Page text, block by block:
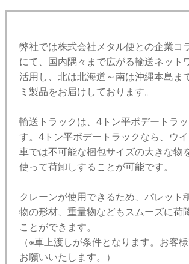
弊社では株式会社メタル便との企業コ
にて、国内隅々まで広がる輸送ネット
活用し、北は北海道～南は沖縄本島ま
ミ製品をお届けしております。
輸送トラックは、4トン平ボデートラ
す。4トン平ボデートラックなら、ウ
車では不可能な梱包サイズの大きな物
使って荷卸しすることが可能です。
クレーンが使用できるため、パレット
物の形材、重量物などもスムーズに荷
ことができます。
（※車上渡しが条件となります。お客
お願いいたします。）